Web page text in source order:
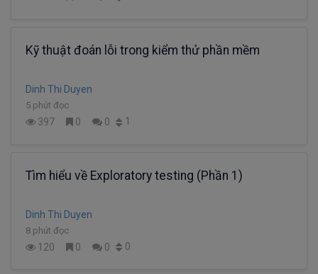
Kỹ thuật đoán lỗi trong kiểm thử phần mềm
Dinh Thi Duyen
5 phút đọc
397 0 0 1
Tìm hiểu về Exploratory testing (Phần 1)
Dinh Thi Duyen
8 phút đọc
120 0 0 0